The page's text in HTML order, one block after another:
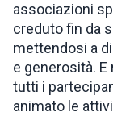
associazioni
creduto fin da
mettendosi a
e generosità.
tutti i
animato le